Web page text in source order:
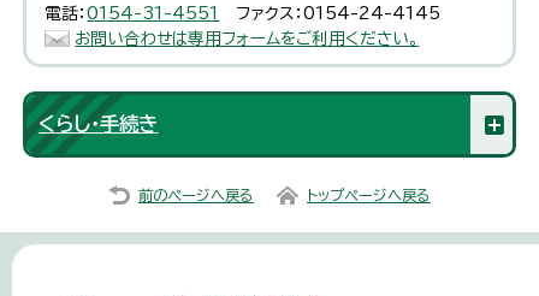
電話：0154-31-4551
ファクス：0154-24-4145
お問い合わせは専用フォームをご利用ください。
くらし・手続き
前のページへ戻る トップページへ戻る